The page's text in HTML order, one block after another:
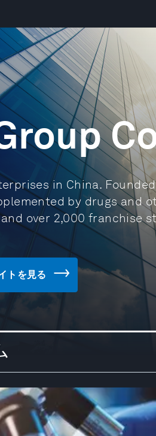
in China.
by drugs and
over 2,000 franchise
トを見る